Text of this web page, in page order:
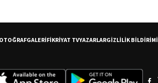
GALERİFİKRİYAT TVYAZARLARGİZLİLİK BİLDİRİMİ